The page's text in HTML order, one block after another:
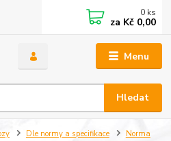
Menu
Hledat
0 ks
za Kč 0,00
Dle normy a specifikace
Norma